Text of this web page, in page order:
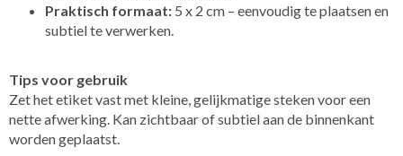
Praktisch formaat: 5 x 2 cm – eenvoudig te plaatsen en
subtiel te verwerken.
Tips voor gebruik
Zet het etiket vast met kleine, gelijkmatige steken voor een
nette afwerking. Kan zichtbaar of subtiel aan de binnenkant
worden geplaatst.